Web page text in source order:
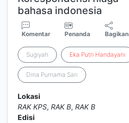
bahasa indonesia
Komentar Penanda Bagikan
Sugiyah Eka Putri Handayani
Dina Purnama Sari
Lokasi
RAK KPS, RAK B, RAK B
Edisi